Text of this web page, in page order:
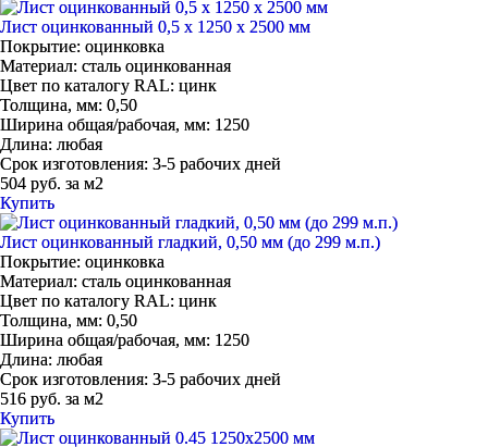
Лист оцинкованный 0,5 x 1250 x 2500 мм
Покрытие: оцинковка
Материал: сталь оцинкованная
Цвет по каталогу RAL: цинк
Толщина, мм: 0,50
Ширина общая/рабочая, мм: 1250
Длина: любая
Срок изготовления: 3-5 рабочих дней
504 руб. за м2
Купить
Лист оцинкованный гладкий, 0,50 мм (до 299 м.п.)
Покрытие: оцинковка
Материал: сталь оцинкованная
Цвет по каталогу RAL: цинк
Толщина, мм: 0,50
Ширина общая/рабочая, мм: 1250
Длина: любая
Срок изготовления: 3-5 рабочих дней
516 руб. за м2
Купить